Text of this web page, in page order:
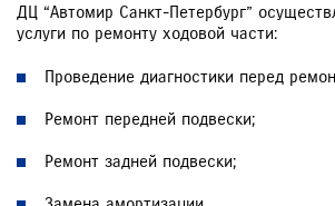
ДЦ “Автомир Санкт-Петербург”
услуги по ремонту ходовой части:
Проведение диагностики перед
Ремонт передней подвески;
Ремонт задней подвески;